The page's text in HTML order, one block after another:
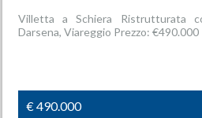
Villetta a Schiera Ristrutturata
Darsena, Viareggio Prezzo: €490.000
€ 490.000